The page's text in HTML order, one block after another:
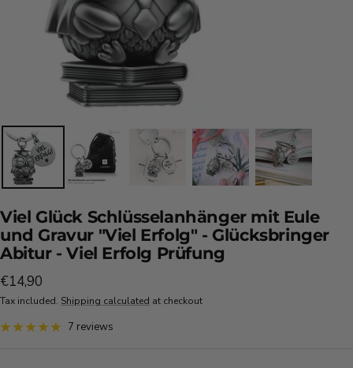
Viel Glück Schlüsselanhänger mit Eule
und Gravur "Viel Erfolg" - Glücksbringer
Abitur - Viel Erfolg Prüfung
Sale
price
€14,90
Tax included. Shipping calculated at checkout
7 reviews